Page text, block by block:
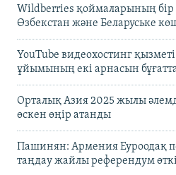
Wildberries қоймаларының бір
Өзбекстан және Беларуське
YouTube видеохостинг
ұйымының екі арнасын
Орталық Азия 2025 жылы
өскен өңір атанды
Пашинян: Армения Еуроодақ
таңдау жайлы референдум